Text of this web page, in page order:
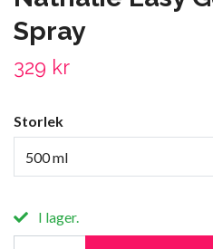
Spray
329 kr
Storlek
500 ml
I lager.